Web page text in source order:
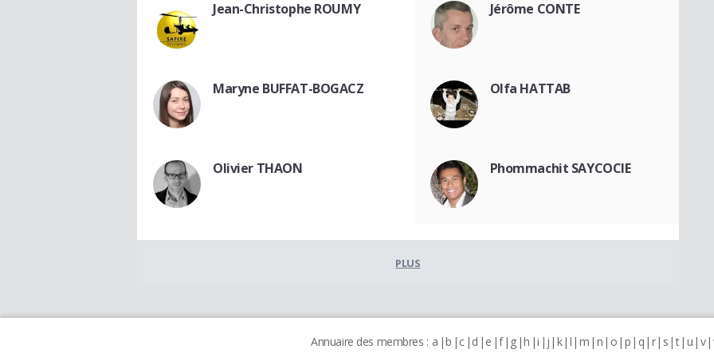
Jean-Christophe ROUMY Jérôme CONTE
Maryne BUFFAT-BOGACZ Olfa HATTAB
Olivier THAON Phommachit SAYCOCIE
PLUS
Annuaire des membres : a b c d e f g h i j k l m n o p q r s t u v